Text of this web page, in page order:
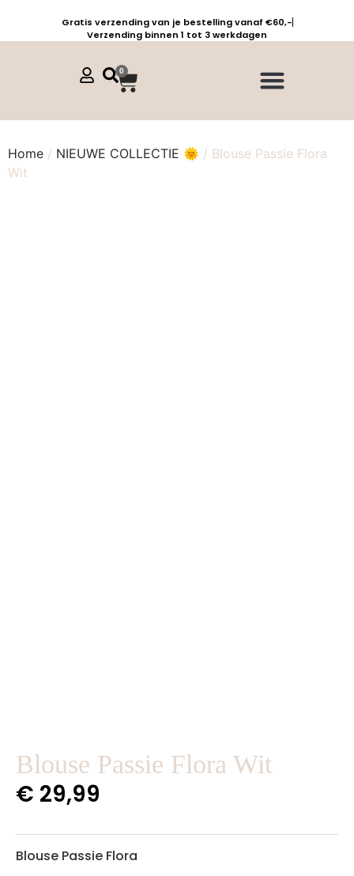
Gratis verzending van je bestelling vanaf €60,-
Verzending binnen 1 tot 3 werkdagen
0
Home / NIEUWE COLLECTIE 🌞 / Blouse Passie Flora
Wit
Blouse Passie Flora Wit
€ 29,99
Blouse Passie Flora